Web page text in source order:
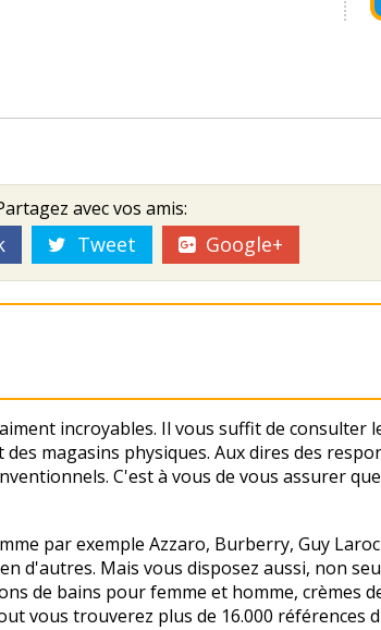
avec vos amis:
Tweet Google+
incroyables. Il vous suffit de consulter
magasins physiques. Aux dires des
C'est à vous de vous assurer
par exemple Azzaro, Burberry, Guy
d'autres. Mais vous disposez aussi, non
de bains pour femme et homme, crèmes
vous trouverez plus de 16.000 références